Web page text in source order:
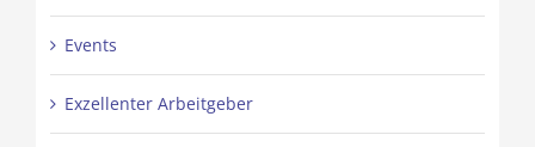
Events
Exzellenter Arbeitgeber